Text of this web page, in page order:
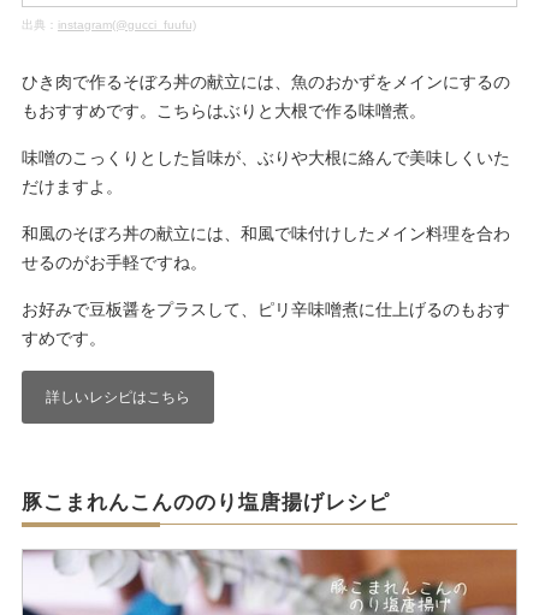
出典： instagram(@gucci_fuufu)
ひき肉で作るそぼろ丼の献立には、魚のおかずをメインにするの
もおすすめです。こちらはぶりと大根で作る味噌煮。
味噌のこっくりとした旨味が、ぶりや大根に絡んで美味しくいた
だけますよ。
和風のそぼろ丼の献立には、和風で味付けしたメイン料理を合わ
せるのがお手軽ですね。
お好みで豆板醤をプラスして、ピリ辛味噌煮に仕上げるのもおす
すめです。
詳しいレシピはこちら
豚こまれんこんののり塩唐揚げレシピ